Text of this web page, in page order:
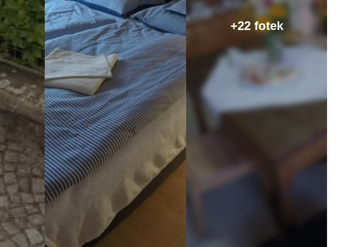
+22 fotek